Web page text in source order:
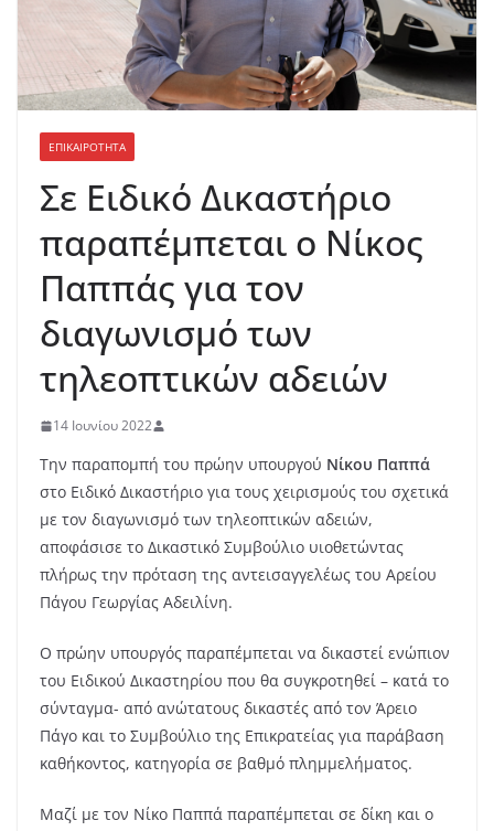
ΕΠΙΚΑΙΡΟΤΗΤΑ
Σε Ειδικό Δικαστήριο
παραπέμπεται ο Νίκος
Παππάς για τον
διαγωνισμό των
τηλεοπτικών αδειών
14 Ιουνίου 2022
Την παραπομπή του πρώην υπουργού Νίκου Παππά
στο Ειδικό Δικαστήριο για τους χειρισμούς του σχετικά
με τον διαγωνισμό των τηλεοπτικών αδειών,
αποφάσισε το Δικαστικό Συμβούλιο υιοθετώντας
πλήρως την πρόταση της αντεισαγγελέως του Αρείου
Πάγου Γεωργίας Αδειλίνη.
Ο πρώην υπουργός παραπέμπεται να δικαστεί ενώπιον
του Ειδικού Δικαστηρίου που θα συγκροτηθεί – κατά το
σύνταγμα- από ανώτατους δικαστές από τον Άρειο
Πάγο και το Συμβούλιο της Επικρατείας για παράβαση
καθήκοντος, κατηγορία σε βαθμό πλημμελήματος.
Μαζί με τον Νίκο Παππά παραπέμπεται σε δίκη και ο